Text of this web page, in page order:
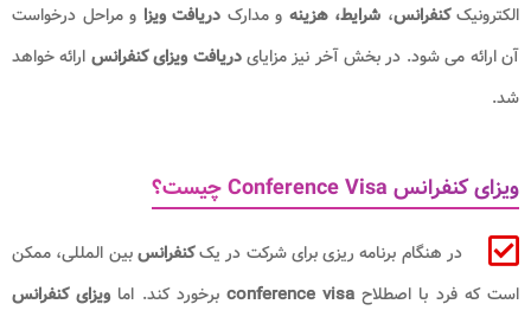
الکترونیککنفرانس، شرایط، هزینه و مدارک دریافت ویزا و مراحل درخواست
آن ارائه می شود. در بخش آخر نیز مزایایدریافت ویزای کنفرانس ارائه خواهد
شد.
ویزای کنفرانس Conference Visa چیست؟
در هنگام برنامه ریزی برای شرکت در یککنفرانسبین المللی، ممکن
است که فرد با اصطلاح conference visa برخورد کند. اما ویزای کنفرانس